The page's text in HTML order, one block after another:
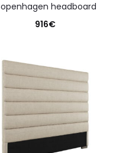
copenhagen headboard
916€